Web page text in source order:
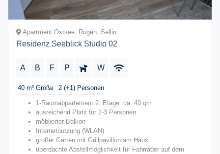
Apartment Ostsee, Rügen, Sellin
Residenz Seeblick Studio 02
A B F P W
40 m² Größe 2 (+1) Personen
1-Raumappartement 2. Etage ca. 40 qm
ausreichend Platz für 2-3 Personen
möblierter Balkon
Internetnutzung (WLAN)
großer Garten mit Grillpavillon am Haus
überdachte Abstellmöglichkeit für Fahrräder auf dem